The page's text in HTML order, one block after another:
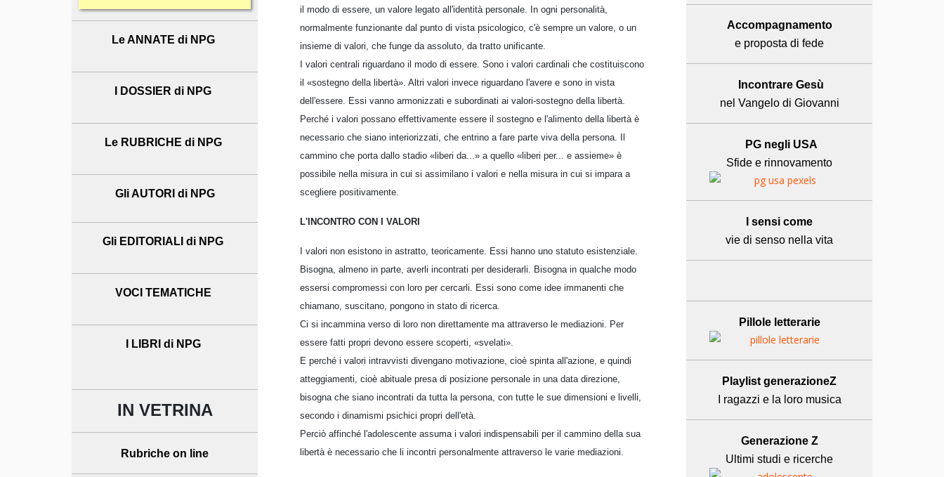
Le ANNATE di NPG
I DOSSIER di NPG
Le RUBRICHE di NPG
Gli AUTORI di NPG
Gli EDITORIALI di NPG
VOCI TEMATICHE
I LIBRI di NPG
IN VETRINA
Rubriche on line
il modo di essere, un valore legato all'identità personale. In ogni personalità,
normalmente funzionante dal punto di vista psicologico, c'è sempre un valore, o un
insieme di valori, che funge da assoluto, da tratto unificante.
I valori centrali riguardano il modo di essere. Sono i valori cardinali che costituiscono
il «sostegno della libertà». Altri valori invece riguardano l'avere e sono in vista
dell'essere. Essi vanno armonizzati e subordinati ai valori-sostegno della libertà.
Perché i valori possano effettivamente essere il sostegno e l'alimento della libertà è
necessario che siano interiorizzati, che entrino a fare parte viva della persona. Il
cammino che porta dallo stadio «liberi da...» a quello «liberi per... e assieme» è
possibile nella misura in cui si assimilano i valori e nella misura in cui si impara a
scegliere positivamente.
L'INCONTRO CON I VALORI
I valori non esistono in astratto, teoricamente. Essi hanno uno statuto esistenziale.
Bisogna, almeno in parte, averli incontrati per desiderarli. Bisogna in qualche modo
essersi compromessi con loro per cercarli. Essi sono come idee immanenti che
chiamano, suscitano, pongono in stato di ricerca.
Ci si incammina verso di loro non direttamente ma attraverso le mediazioni. Per
essere fatti propri devono essere scoperti, «svelati».
E perché i valori intravvisti divengano motivazione, cioè spinta all'azione, e quindi
atteggiamenti, cioè abituale presa di posizione personale in una data direzione,
bisogna che siano incontrati da tutta la persona, con tutte le sue dimensioni e livelli,
secondo i dinamismi psichici propri dell'età.
Perciò affinché l'adolescente assuma i valori indispensabili per il cammino della sua
libertà è necessario che li incontri personalmente attraverso le varie mediazioni.
Accompagnamento
e proposta di fede
Incontrare Gesù
nel Vangelo di Giovanni
PG negli USA
Sfide e rinnovamento
I sensi come
vie di senso nella vita
Pillole letterarie
Playlist generazioneZ
I ragazzi e la loro musica
Generazione Z
Ultimi studi e ricerche